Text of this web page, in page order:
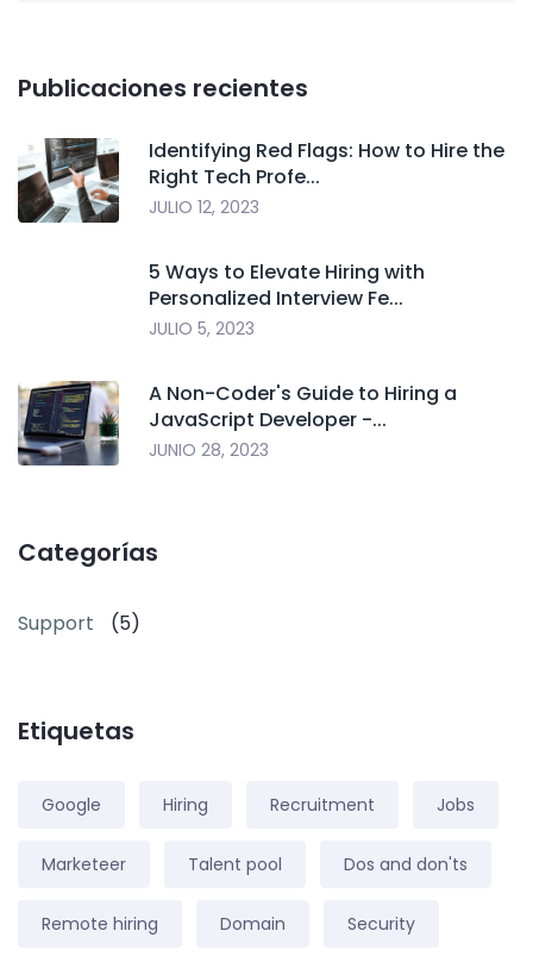
Publicaciones recientes
Identifying Red Flags: How to Hire the
Right Tech Profe...
JULIO 12, 2023
5 Ways to Elevate Hiring with
Personalized Interview Fe...
JULIO 5, 2023
A Non-Coder's Guide to Hiring a
JavaScript Developer -...
JUNIO 28, 2023
Categorías
Support (5)
Etiquetas
Google Hiring Recruitment Jobs
Marketeer Talent pool Dos and don'ts
Remote hiring Domain Security